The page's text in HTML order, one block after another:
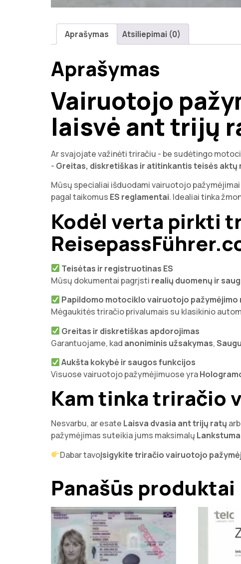
Aprašymas Atsiliepimai (0)
Aprašymas
Vairuotojo
laisvė ant trijų
Ar svajojate važinėti triračiu - be sudėtingo
- Greitas, diskretiškas ir atitinkantis teisės aktų
Mūsų specialiai išduodami vairuotojo
pagal taikomus ES reglamentai. Idealiai tinka
Kodėl verta pirkti
Teisėtas ir registruotinas ES
Mūsų dokumentai pagrįsti realių duomenų ir
Papildomo motociklo vairuotojo pažymėjimo
Mėgaukitės triračio privalumais su klasikinio
Greitas ir diskretiškas apdorojimas
Garantuojame, kad anoniminis užsakymas,
Aukšta kokybė ir saugos funkcijos
Visuose vairuotojo pažymėjimuose yra
Kam tinka triračio
Nesvarbu, ar esate Laisva dvasia ant trijų ratų
pažymėjimas suteikia jums maksimalų
Dabar tavoĮsigykite triračio vairuotojo
Panašūs produktai